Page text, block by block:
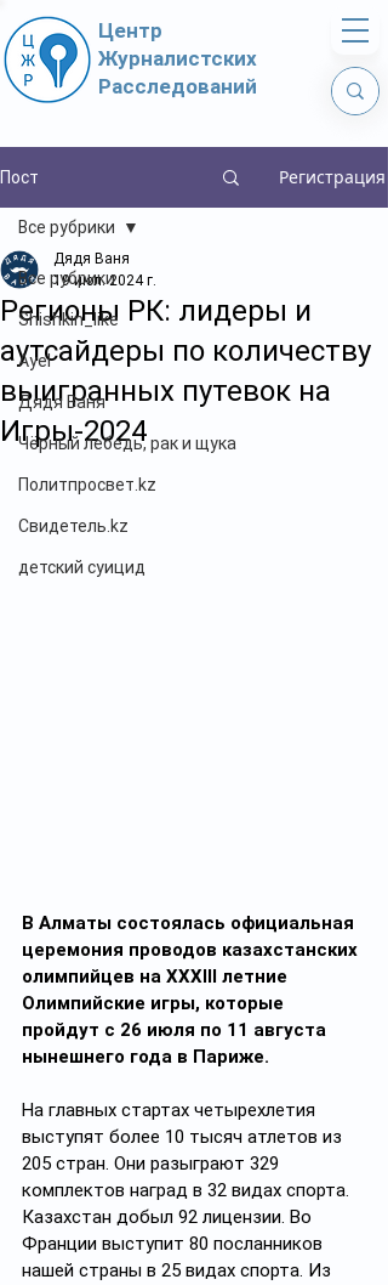
Центр
Журналистских
Расследований
Пост Регистрация
Все рубрики
Shishkin_like
Ayel
Дядя Ваня
Чёрный лебедь, рак и щука
Политпросвет.kz
Свидетель.kz
детский суицид
Все рубрики
Регионы РК: лидеры и
аутсайдеры по количеству
выигранных путевок на
Игры-2024
Дядя Ваня
19 июл. 2024 г.
В Алматы состоялась официальная
церемония проводов казахстанских
олимпийцев на XXXIII летние
Олимпийские игры, которые
пройдут с 26 июля по 11 августа
нынешнего года в Париже.
На главных стартах четырехлетия
выступят более 10 тысяч атлетов из
205 стран. Они разыграют 329
комплектов наград в 32 видах спорта.
Казахстан добыл 92 лицензии. Во
Франции выступит 80 посланников
нашей страны в 25 видах спорта. Из